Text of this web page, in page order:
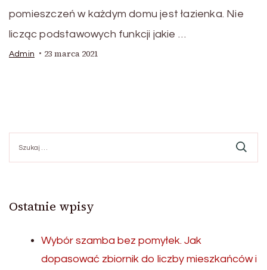
pomieszczeń w każdym domu jest łazienka. Nie
licząc podstawowych funkcji jakie …
Admin 23 marca 2021
Ostatnie wpisy
Wybór szamba bez pomyłek. Jak
dopasować zbiornik do liczby mieszkańców i